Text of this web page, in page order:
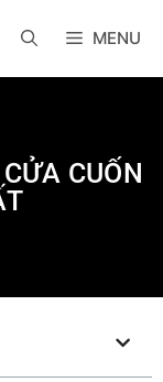
MENU
CUỐN